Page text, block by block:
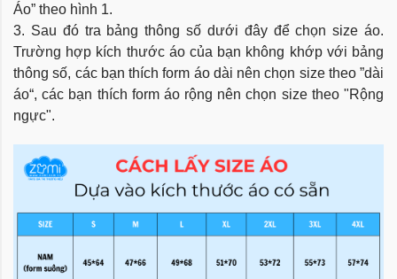
Áo” theo hình 1.
3. Sau đó tra bảng thông số dưới đây để chọn size áo.
Trường hợp kích thước áo của bạn không khớp với bảng
thông số, các bạn thích form áo dài nên chọn size theo ”dài
áo“, các bạn thích form áo rộng nên chọn size theo "Rộng
ngực".